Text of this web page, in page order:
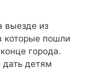
выезде из
которые пошли
города.
дать детям